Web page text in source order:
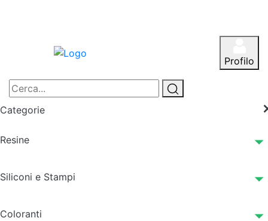
Profilo
Categorie
Resine
Siliconi e Stampi
Coloranti